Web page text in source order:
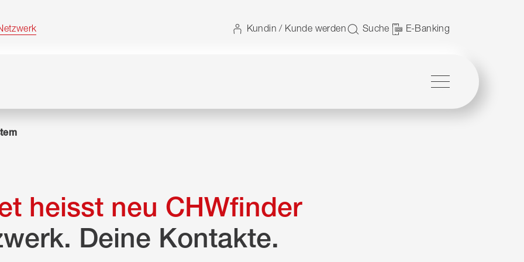
Kundin / Kunde werden Suche E-Banking
heisst neu CHWfinder
Deine Kontakte.